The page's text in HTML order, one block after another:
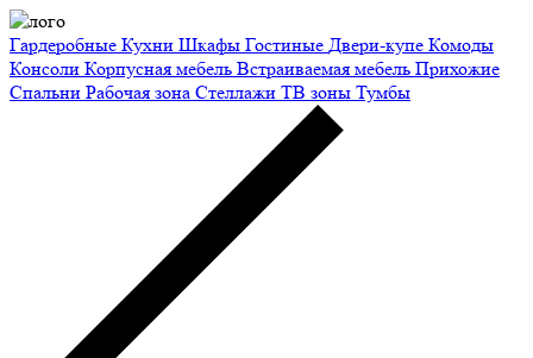
Гардеробные Кухни Шкафы Гостиные Двери-купе Комоды
Консоли Корпусная мебель Встраиваемая мебель Прихожие
Спальни Рабочая зона Стеллажи ТВ зоны Тумбы